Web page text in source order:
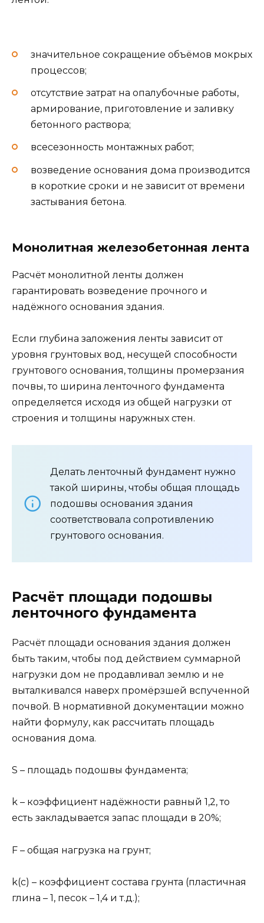
значительное сокращение объёмов мокрых
процессов;
отсутствие затрат на опалубочные работы,
армирование, приготовление и заливку
бетонного раствора;
всесезонность монтажных работ;
возведение основания дома производится
в короткие сроки и не зависит от времени
застывания бетона.
Монолитная железобетонная лента
Расчёт монолитной ленты должен
гарантировать возведение прочного и
надёжного основания здания.
Если глубина заложения ленты зависит от
уровня грунтовых вод, несущей способности
грунтового основания, толщины промерзания
почвы, то ширина ленточного фундамента
определяется исходя из общей нагрузки от
строения и толщины наружных стен.
Делать ленточный фундамент нужно
такой ширины, чтобы общая площадь
подошвы основания здания
соответствовала сопротивлению
грунтового основания.
Расчёт площади подошвы
ленточного фундамента
Расчёт площади основания здания должен
быть таким, чтобы под действием суммарной
нагрузки дом не продавливал землю и не
выталкивался наверх промёрзшей вспученной
почвой. В нормативной документации можно
найти формулу, как рассчитать площадь
основания дома.
S – площадь подошвы фундамента;
k – коэффициент надёжности равный 1,2, то
есть закладывается запас площади в 20%;
F – общая нагрузка на грунт;
k(c) – коэффициент состава грунта (пластичная
глина – 1, песок – 1,4 и т.д.);